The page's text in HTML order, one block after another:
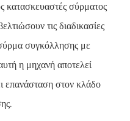
κατασκευαστές σύρματος
τις διαδικασίες
συγκόλλησης με
η μηχανή αποτελεί
επανάσταση στον κλάδο